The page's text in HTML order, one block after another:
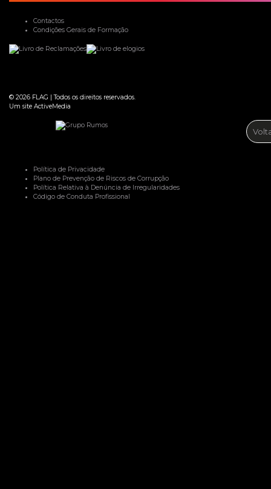
Contactos
Condições Gerais de Formação
© 2026 FLAG |Todos os direitos reservados.
Um site ActiveMedia
Política de Privacidade
Plano de Prevenção de Riscos de Corrupção
Política Relativa à Denúncia de Irregularidades
Código de Conduta Profissional